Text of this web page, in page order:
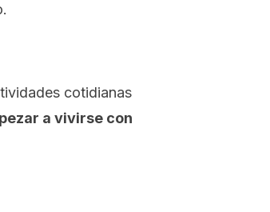
cotidianas
a vivirse con